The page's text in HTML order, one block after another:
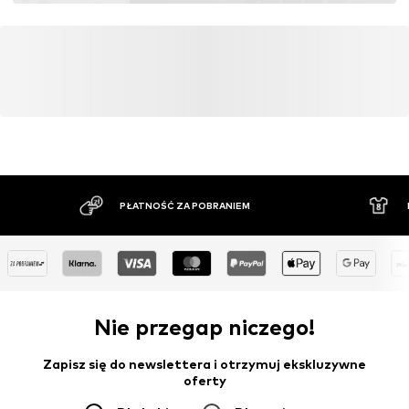
PŁATNOŚĆ ZA POBRANIEM
Nie przegap niczego!
Zapisz się do newslettera i otrzymuj ekskluzywne
oferty